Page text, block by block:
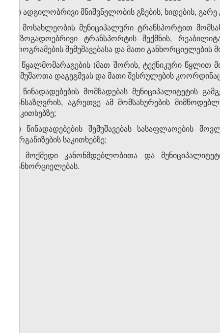
დ) ადგილობრივი მნიშვნელობის გზების, ხიდების,
ე) მოსახლეობის მუნიციპალური ტრანსპორტით
საზოგადოებრივი ტრანსპორტის შექმნის,
პროგრამების შემუშავებასა და მათი განხორციელების
ვ) წყალმომარაგების (მათ შორის, ტექნიკური წყლით
სამუშაოთა დაგეგმვას და მათი შესრულების
ზ) წინადადებების მომზადებას მუნიციპალიტეტის
განსაზღვრის, აგრეთვე ამ მომსახურების
საკითხებზე;
თ) წინადადებების შემუშავებას სასაფლაოების
ორგანიზების საკითხებზე;
ი) მოქმედი კანონმდებლობითა და
განხორციელებას.